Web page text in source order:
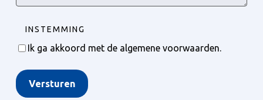
INSTEMMING
Ik ga akkoord met de algemene voorwaarden.
Versturen